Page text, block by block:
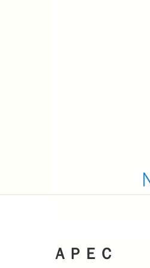
QAB
キャッチー 月曜〜金
ＡＰＥＣ